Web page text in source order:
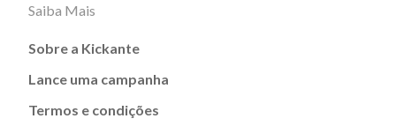
Saiba Mais
Sobre a Kickante
Lance uma campanha
Termos e condições